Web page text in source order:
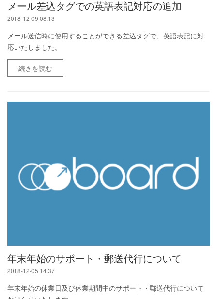
メール差込タグでの英語表記対応の追加
2018-12-09 08:13
メール送信時に使用することができる差込タグで、英語表記に対
応いたしました。
続きを読む
年末年始のサポート・郵送代行について
2018-12-05 14:37
年末年始の休業日及び休業期間中のサポート・郵送代行について